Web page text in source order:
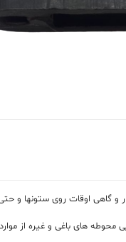
و گاهی اوقات روی ستونها و
محوطه های باغی و غیره از